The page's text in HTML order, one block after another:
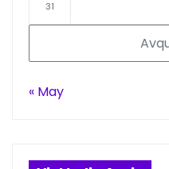
31
« May